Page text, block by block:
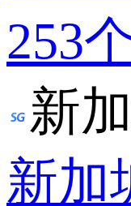
253
新
新加